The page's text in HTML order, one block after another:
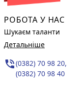
РОБОТА У НАС
Шукаєм таланти
Детальніше
phone_in_talk(0382) 70 98 20,
(0382) 70 98 40